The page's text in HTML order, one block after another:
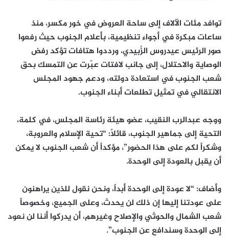
توافد مئات الآلاف إلى ساحة العروض في خور مكسر، منذ
ساعات مبكرة في أجواء تنظيمية، بأعلام الجنوب حيث رفعوا
صور الرئيس عيدروس الزُبيدي، ورددوا هتافات تؤكد رفض
الوصاية والاحتلال، إلى جانب لافتات عبّرت عن التمسك بحق
شعب الجنوب في استعادة دولته، ودعم جهود المجلس
الانتقالي في تمثيل تطلعات أبناء الجنوب.
ووجه عبدالرب النقيب، عضو هيئة رئاسة المجلس، في كلمة،
التحية إلى جماهير الجنوب، قائلاً: “تحية الإسلام والعروبة،
وشكراً لكم على هذا الحضور”، مؤكداً أن شعب الجنوب لا يمكن
أن يقبل بالعودة إلى الوحدة.
وأضاف: “لا عودة إلى الوحدة أبداً، ونحن نقول للذين يراهنون
على عودتنا إليها إن ذلك لن يحدث، وعلى الجميع، وخصوصاً
شعب الشمال والحوثي والإصلاح وغيرهم، أن يدركوا أننا لن نعود
إلى الوحدة وسندافع عن الجنوب”.